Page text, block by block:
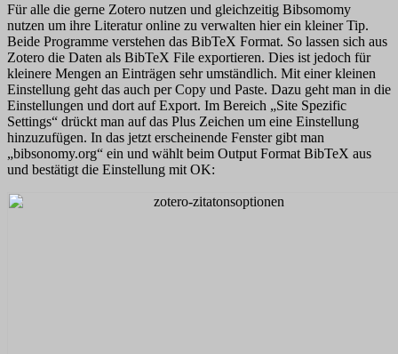
Für alle die gerne Zotero nutzen und gleichzeitig Bibsomomy
nutzen um ihre Literatur online zu verwalten hier ein kleiner Tip.
Beide Programme verstehen das BibTeX Format. So lassen sich aus
Zotero die Daten als BibTeX File exportieren. Dies ist jedoch für
kleinere Mengen an Einträgen sehr umständlich. Mit einer kleinen
Einstellung geht das auch per Copy und Paste. Dazu geht man in die
Einstellungen und dort auf Export. Im Bereich „Site Spezific
Settings“ drückt man auf das Plus Zeichen um eine Einstellung
hinzuzufügen. In das jetzt erscheinende Fenster gibt man
„bibsonomy.org“ ein und wählt beim Output Format BibTeX aus
und bestätigt die Einstellung mit OK: